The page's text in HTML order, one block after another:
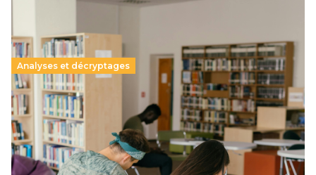
Analyses et décryptages
Supérieur privé : une dérive qui met à mal la
promesse républicaine
11 juillet 2026-
Le projet de loi sur la régulation de l’enseignement
supérieur privé met en lumière l’amplification d’un système